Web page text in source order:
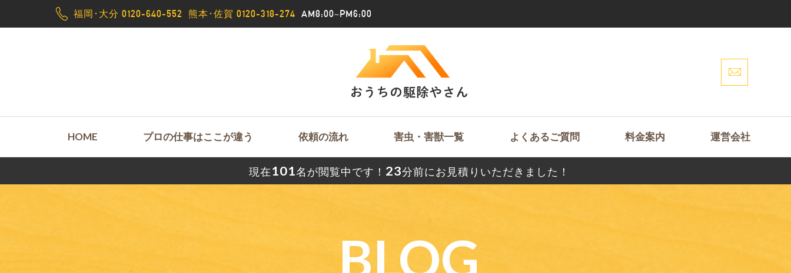
福岡･大分 0120-640-552 熊本･佐賀 0120-318-274 AM8:00~PM6:00
HOME プロの仕事はここが違う 依頼の流れ 害虫・害獣一覧 よくあるご質問 料金案内 運営会社
現在101名が閲覧中です！ 23分前にお見積りいただきました！
BLOG